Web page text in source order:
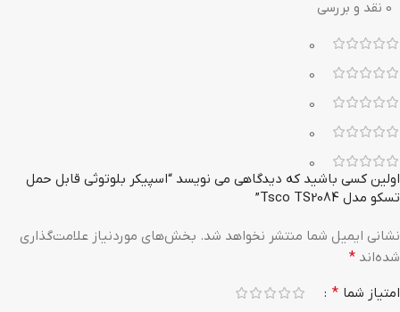
0 نقد و بررسی
0
0
0
0
0
اولین کسی باشید که دیدگاهی می نویسد “اسپیکر بلوتوثی قابل حمل
تسکو مدل Tsco TS2084”
نشانی ایمیل شما منتشر نخواهد شد. بخش‌های موردنیاز علامت‌گذاری
شده‌اند *
امتیاز شما *